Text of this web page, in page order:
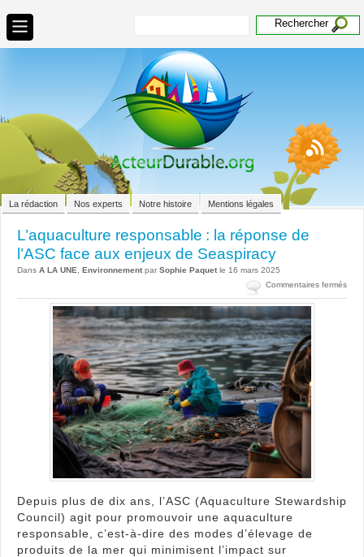
La rédaction Nos experts Notre histoire Mentions légales
L’aquaculture responsable : la réponse de
l’ASC face aux enjeux de Seaspiracy
Dans A LA UNE Environnement par Sophie Paquet le 16 mars 2025
Commentaires ferméssur
Depuis plus de dix ans, l’ASC (Aquaculture Stewardship
Council) agit pour promouvoir une aquaculture
responsable, c’est-à-dire des modes d’élevage de
produits de la mer qui minimisent l’impact sur